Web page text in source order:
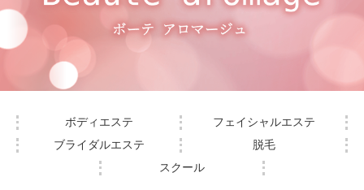
ボディエステ
フェイシャルエステ
ブライダルエステ
脱毛
スクール